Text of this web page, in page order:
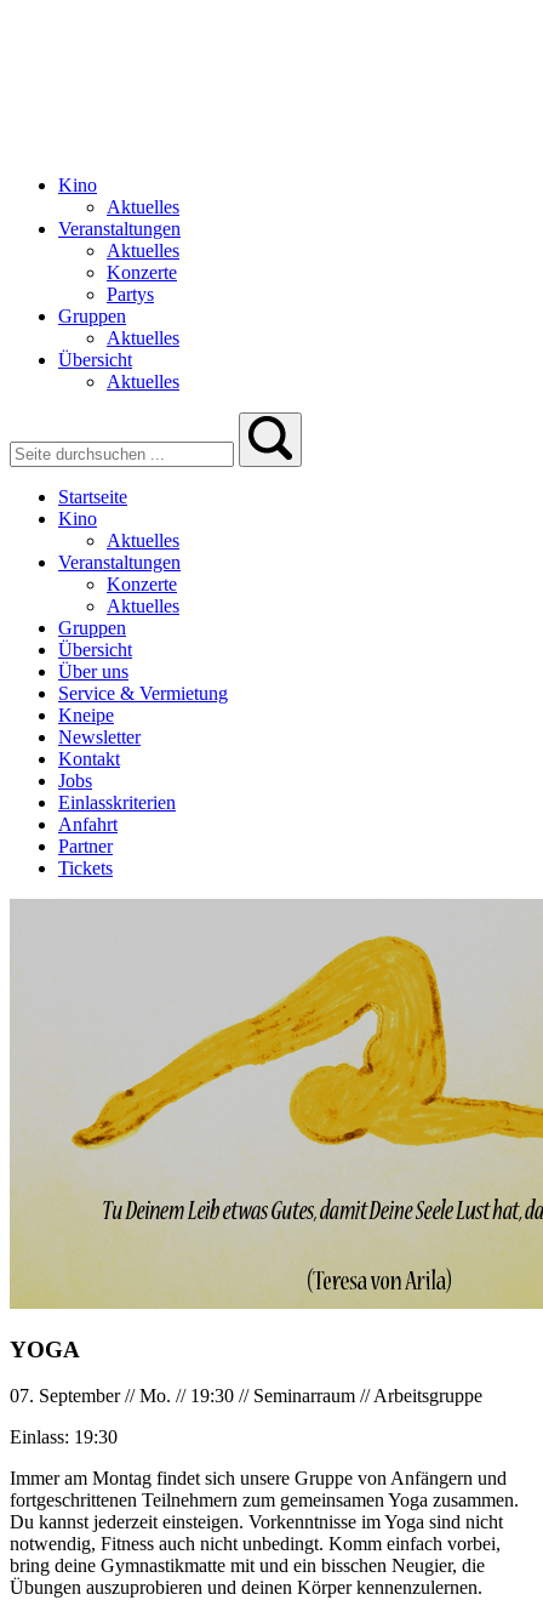
Kino
Aktuelles
Veranstaltungen
Aktuelles
Konzerte
Partys
Gruppen
Aktuelles
Übersicht
Aktuelles
Startseite
Kino
Aktuelles
Veranstaltungen
Konzerte
Aktuelles
Gruppen
Übersicht
Über uns
Service & Vermietung
Kneipe
Newsletter
Kontakt
Jobs
Einlasskriterien
Anfahrt
Partner
Tickets
YOGA
07. September//Mo. // 19:30 // Seminarraum //Arbeitsgruppe
Einlass: 19:30
Immer am Montag findet sich unsere Gruppe von Anfängern und
fortgeschrittenen Teilnehmern zum gemeinsamen Yoga zusammen.
Du kannst jederzeit einsteigen. Vorkenntnisse im Yoga sind nicht
notwendig, Fitness auch nicht unbedingt. Komm einfach vorbei,
bring deine Gymnastikmatte mit und ein bisschen Neugier, die
Übungen auszuprobieren und deinen Körper kennenzulernen.